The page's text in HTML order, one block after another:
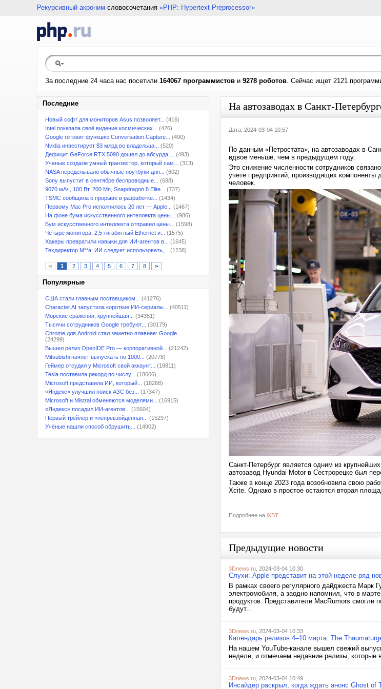
Рекурсивный акроним словосочетания «PHP: Hypertext Preprocessor»
За последние 24 часа нас посетили 164067 программистов и 9278 роботов. Сейчас ищет 2121
Последние
Новый софт для мониторов Asus позволяет...
(416)
Intel показала своё видение космических...
(426)
Google готовит функцию Conversation Capture...
(490)
Nvidia инвестирует $3 млрд во владельца...
(520)
Дефицит GeForce RTX 5090 дошел до абсурда:...
(493)
Ученые создали умный транзистор, который сам...
(313)
NASA переделывало обычные ноутбуки для...
(602)
Sony выпустит в сентябре беспроводные...
(688)
9070 мАч, 100 Вт, 200 Мп, Snapdragon 8 Elite...
(737)
TSMC сообщила о прорыве в разработке...
(1434)
Первому Mac Pro исполнилось 20 лет — Apple...
(1467)
На фоне бума искусственного интеллекта цены...
(986)
Бум искусственного интеллекта отправил цены...
(1598)
Четыре монитора, 2,5-гигабитный Ethernet и...
(1575)
Хакеры превратили навыки для ИИ-агентов в...
(1645)
Техдиректор M**a: ИИ следует использовать,...
(1238)
< 1 2 3 4 5 6 7 8 >
Популярные
США стали главным поставщиком...
(41276)
Character.AI запустила короткие ИИ-сериалы...
(40511)
Морские сражения, крупнейшая...
(34351)
Тысячи сотрудников Google требуют...
(30179)
Chrome для Android стал заметно плавнее: Google...
(24299)
Вышел релиз OpenIDE Pro — корпоративной...
(21242)
Mitsubishi начнёт выпускать по 1000...
(20778)
Геймер отсудил у Microsoft свой аккаунт...
(18811)
Tesla поставила рекорд по числу...
(18606)
Microsoft представила ИИ, который...
(18268)
«Яндекс» улучшил поиск АЗС без...
(17347)
Microsoft и Mistral обменяются моделями...
(16915)
«Яндекс» посадил ИИ-агентов...
(15604)
Первый трейлер и «непревзойдённая...
(15297)
Учёные нашли способ обрушить...
(14902)
На автозаводах в Санкт-
Дата: 2024-03-04 10:57
По данным «Петростата», на автозаводах в
вдвое меньше, чем в предыдущем году.
Это снижение численности сотрудников
учете предприятий, производящих компоненты
человек.
Санкт-Петербург является одним из
автозавод Hyundai Motor в Сестрорецке был
Также в конце 2023 года возобновила свою
Xcite. Однако в простое остаются вторая
Подробнее на iXBT
Предыдущие новости
3Dnews.ru , 2024-03-04 10:30
Слухи: Apple представит на этой неделе ряд
В рамках своего регулярного дайджеста Марк
электромобиля, а заодно напомнил, что в
продуктов. Представители MacRumors смогли
будут...
3Dnews.ru , 2024-03-04 10:33
Календарь релизов 4–10 марта: The
На нашем YouTube-канале вышел свежий
неделе, и отмечаем недавние релизы, которые
3Dnews.ru , 2024-03-04 10:49
Инсайдер раскрыл, когда ждать анонс Ghost of